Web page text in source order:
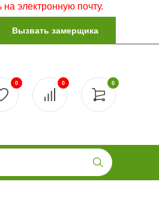
почту.
Вызвать замерщика
0
0 0